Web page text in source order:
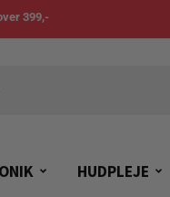
399,-
HUDPLEJE